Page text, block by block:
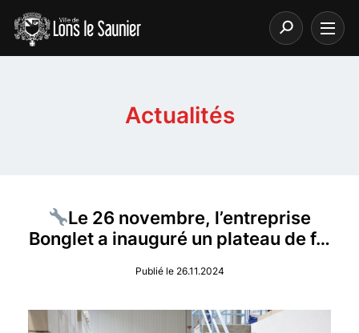
Actualités
Le 26 novembre, l’entreprise
Bonglet a inauguré un plateau de f…
Publié le 26.11.2024